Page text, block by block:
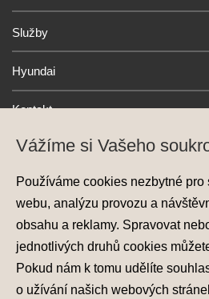
Služby
Hyundai
Kontakt
Ochrana
Nastavení
Vážíme si Vašeho
Používáme cookies nezbytné
webu, analýzu provozu a
obsahu a reklamy. Spravovat
jednotlivých druhů cookies
Pokud nám k tomu udělíte
o užívání našich webových